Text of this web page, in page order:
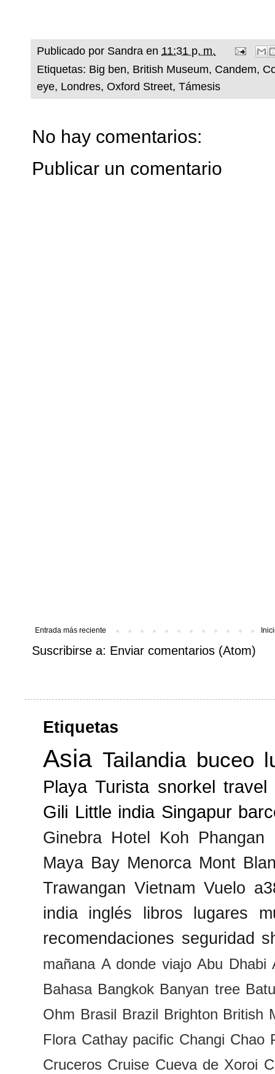
Publicado por Sandra en 11:31 p. m.
Etiquetas: Big ben, British Museum, Candem,
eye, Londres, Oxford Street, Támesis
No hay comentarios:
Publicar un comentario
Entrada más reciente
Suscribirse a: Enviar comentarios (Atom)
Etiquetas
Asia Tailandia buceo
Playa Turista snorkel travel
Gili Little india Singapur
Ginebra Hotel Koh Phangan
Maya Bay Menorca Mont
Trawangan Vietnam Vuelo
india inglés libros lugares
recomendaciones seguridad
mañana A donde viajo Abu Dhabi
Bahasa Bangkok Banyan tree
Ohm Brasil Brazil Brighton British
Flora Cathay pacific Changi Chao
Cruceros Cruise Cueva de Xoroi